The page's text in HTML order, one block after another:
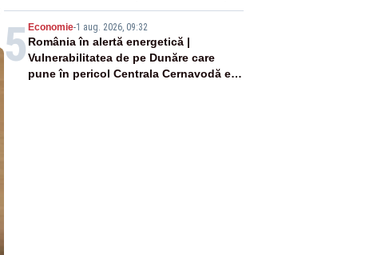
40°C
5 Economie-1 aug. 2026, 09:32
România în alertă energetică |
Vulnerabilitatea de pe Dunăre care
pune în pericol Centrala Cernavodă era